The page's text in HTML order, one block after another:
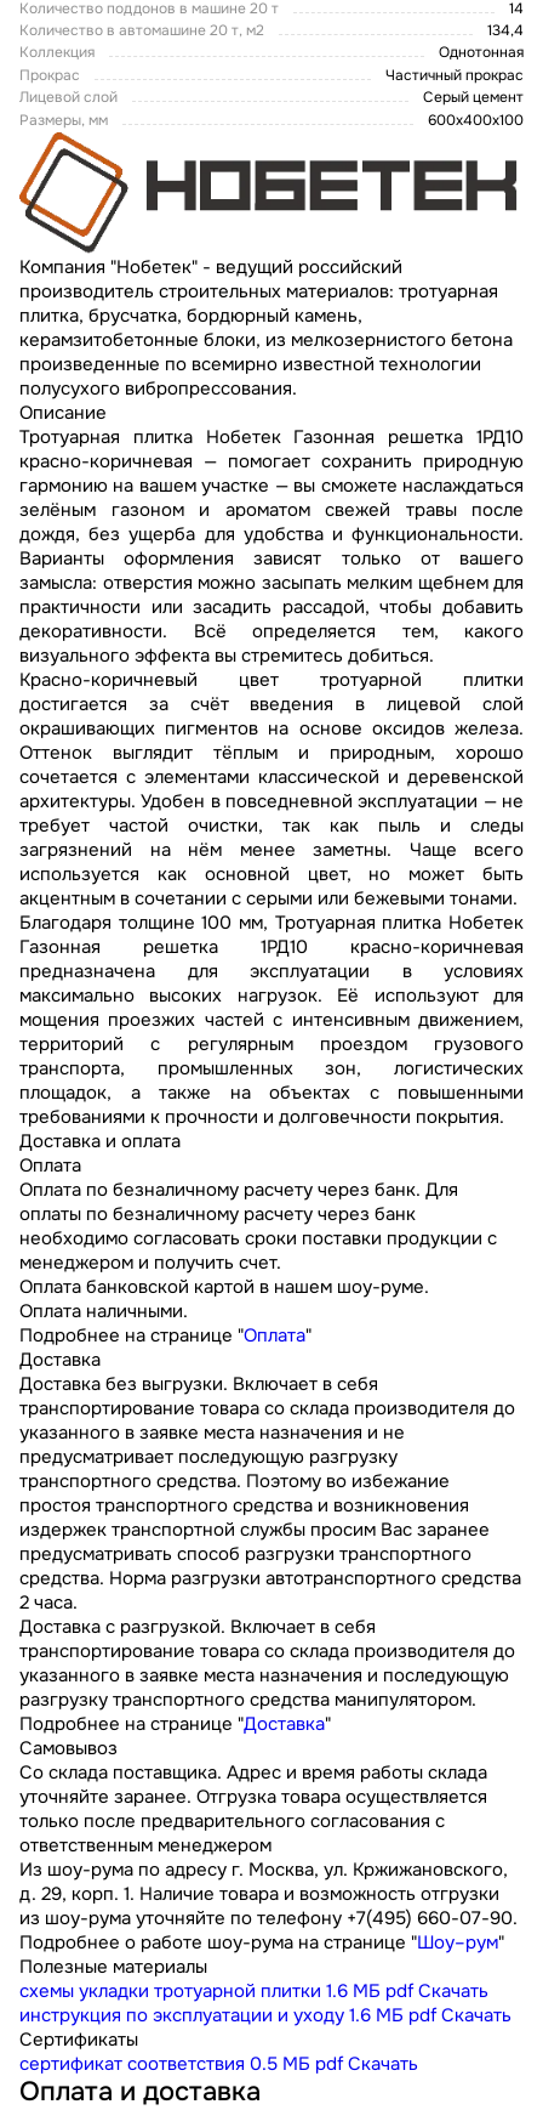
Количество поддонов в машине 20 т
14
Количество в автомашине 20 т, м2
134,4
Коллекция
Однотонная
Прокрас
Частичный прокрас
Лицевой слой
Серый цемент
Размеры, мм
600х400х100
Компания "Нобетек" - ведущий российский
производитель строительных материалов: тротуарная
плитка, брусчатка, бордюрный камень,
керамзитобетонные блоки, из мелкозернистого бетона
произведенные по всемирно известной технологии
полусухого вибропрессования.
Описание
Тротуарная плитка Нобетек Газонная решетка 1РД10
красно-коричневая — помогает сохранить природную
гармонию на вашем участке — вы сможете наслаждаться
зелёным газоном и ароматом свежей травы после
дождя, без ущерба для удобства и функциональности.
Варианты оформления зависят только от вашего
замысла: отверстия можно засыпать мелким щебнем для
практичности или засадить рассадой, чтобы добавить
декоративности. Всё определяется тем, какого
визуального эффекта вы стремитесь добиться.
Красно-коричневый цвет тротуарной плитки
достигается за счёт введения в лицевой слой
окрашивающих пигментов на основе оксидов железа.
Оттенок выглядит тёплым и природным, хорошо
сочетается с элементами классической и деревенской
архитектуры. Удобен в повседневной эксплуатации — не
требует частой очистки, так как пыль и следы
загрязнений на нём менее заметны. Чаще всего
используется как основной цвет, но может быть
акцентным в сочетании с серыми или бежевыми тонами.
Благодаря толщине 100 мм, Тротуарная плитка Нобетек
Газонная решетка 1РД10 красно-коричневая
предназначена для эксплуатации в условиях
максимально высоких нагрузок. Её используют для
мощения проезжих частей с интенсивным движением,
территорий с регулярным проездом грузового
транспорта, промышленных зон, логистических
площадок, а также на объектах с повышенными
требованиями к прочности и долговечности покрытия.
Доставка и оплата
Оплата
Оплата по безналичному расчету через банк. Для
оплаты по безналичному расчету через банк
необходимо согласовать сроки поставки продукции с
менеджером и получить счет.
Оплата банковской картой в нашем шоу-руме.
Оплата наличными.
Подробнее на странице "Оплата"
Доставка
Доставка без выгрузки. Включает в себя
транспортирование товара со склада производителя до
указанного в заявке места назначения и не
предусматривает последующую разгрузку
транспортного средства. Поэтому во избежание
простоя транспортного средства и возникновения
издержек транспортной службы просим Вас заранее
предусматривать способ разгрузки транспортного
средства. Норма разгрузки автотранспортного средства
2 часа.
Доставка с разгрузкой. Включает в себя
транспортирование товара со склада производителя до
указанного в заявке места назначения и последующую
разгрузку транспортного средства манипулятором.
Подробнее на странице "Доставка"
Самовывоз
Со склада поставщика. Адрес и время работы склада
уточняйте заранее. Отгрузка товара осуществляется
только после предварительного согласования с
ответственным менеджером
Из шоу-рума по адресу г. Москва, ул. Кржижановского,
д. 29, корп. 1. Наличие товара и возможность отгрузки
из шоу-рума уточняйте по телефону +7(495) 660-07-90.
Подробнее о работе шоу-рума на странице "Шоу–рум"
Полезные материалы
схемы укладки тротуарной плитки 1.6 МБ pdf Скачать
инструкция по эксплуатации и уходу 1.6 МБ pdf Скачать
Сертификаты
сертификат соответствия 0.5 МБ pdf Скачать
Оплата и доставка